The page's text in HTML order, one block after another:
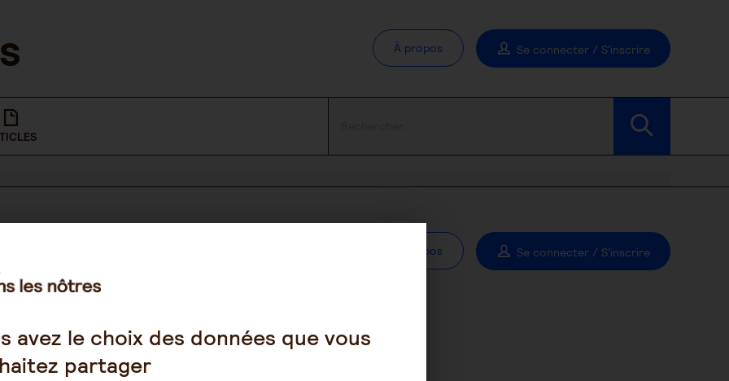
À propos Se connecter / S'inscrire
À propos Se connecter / S'inscrire
avez le choix des données que vous
partager